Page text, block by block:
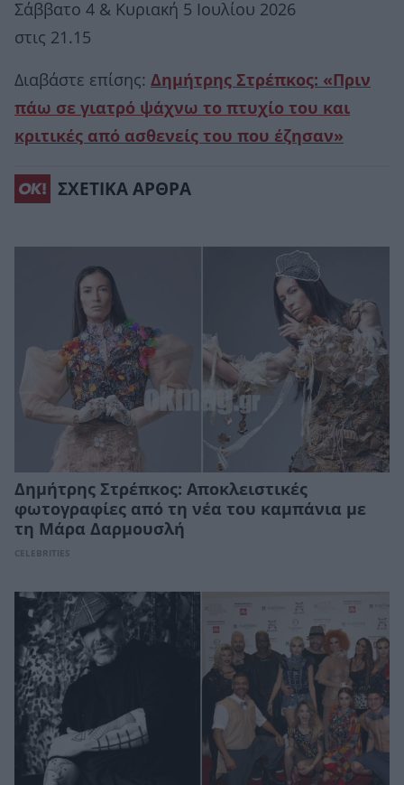
Σάββατο 4 & Κυριακή 5 Ιουλίου 2026
στις 21.15
Διαβάστε επίσης: Δημήτρης Στρέπκος: «Πριν
πάω σε γιατρό ψάχνω το πτυχίο του και
κριτικές από ασθενείς του που έζησαν»
ΣΧΕΤΙΚΑ ΑΡΘΡΑ
Δημήτρης Στρέπκος: Αποκλειστικές
φωτογραφίες από τη νέα του καμπάνια με
τη Μάρα Δαρμουσλή
CELEBRITIES